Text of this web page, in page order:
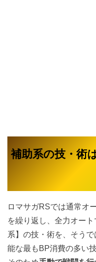
補助系の技・術
ロマサガRSでは通常オ
を繰り返し、全力オー
系】の技・術を、そう
能な最もBP消費の多い